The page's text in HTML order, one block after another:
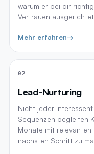
warum er bei dir
Vertrauen
Mehr erfahren→
02
Lead-Nurturing
Nicht jeder
Sequenzen begleiten
Monate mit
nächsten Schritt zu